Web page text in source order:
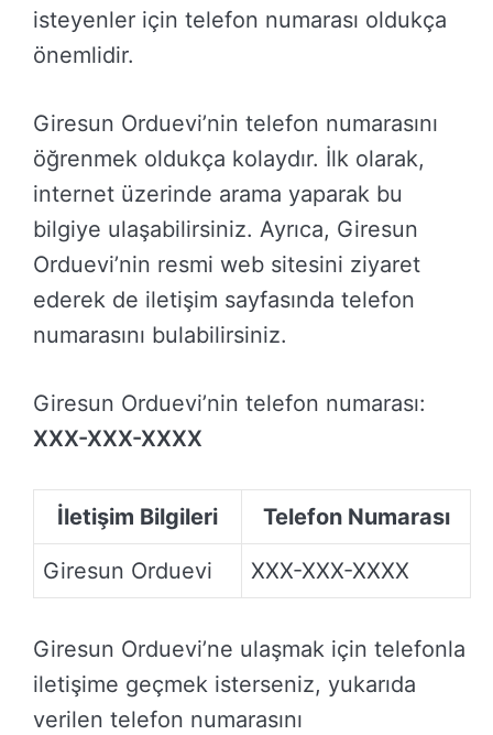
isteyenler için telefon numarası oldukça
önemlidir.
Giresun Orduevi’nin telefon numarasını
öğrenmek oldukça kolaydır. İlk olarak,
internet üzerinde arama yaparak bu
bilgiye ulaşabilirsiniz. Ayrıca, Giresun
Orduevi’nin resmi web sitesini ziyaret
ederek de iletişim sayfasında telefon
numarasını bulabilirsiniz.
Giresun Orduevi’nin telefon numarası:
XXX-XXX-XXXX
İletişim Bilgileri Telefon Numarası
Giresun Orduevi XXX-XXX-XXXX
Giresun Orduevi’ne ulaşmak için telefonla
iletişime geçmek isterseniz, yukarıda
verilen telefon numarasını